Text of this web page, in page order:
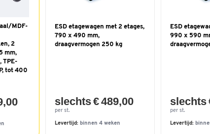
MDF-
2
mm,
TPE-
tot 400
ESD etagewagen met 2 etages,
790 x 490 mm,
draagvermogen 250 kg
slechts € 489,00
per st.
Levertijd: binnen 4 weken
ESD
990 x 590
slechts
per st.
Levertijd: